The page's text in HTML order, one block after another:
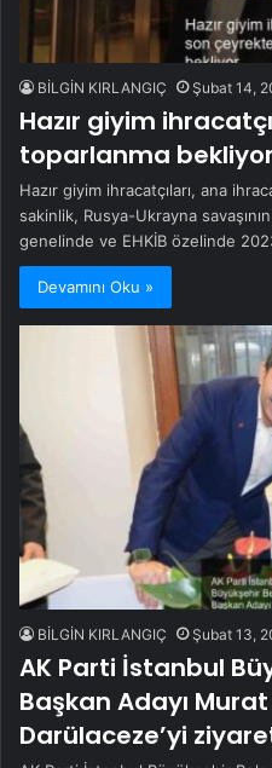
BİLGİN KIRLANGIÇ Şubat 14,
Hazır giyim
toparlanma bekliyor
Hazır giyim ihracatçıları, ana
sakinlik, Rusya-Ukrayna
genelinde ve EHKİB özelinde
Devamını Oku »
BİLGİN KIRLANGIÇ Şubat 13,
AK Parti İstanbul
Başkan Adayı
Darülaceze’yi